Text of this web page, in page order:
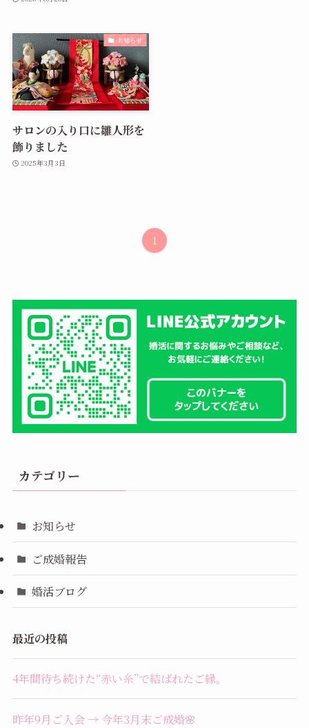
お知らせ
サロンの入り口に雛人形を
飾りました
2025年3月3日
1
カテゴリー
お知らせ
ご成婚報告
婚活ブログ
最近の投稿
4年間待ち続けた“赤い糸”で結ばれたご縁。
昨年9月ご入会 → 今年3月末ご成婚🌸